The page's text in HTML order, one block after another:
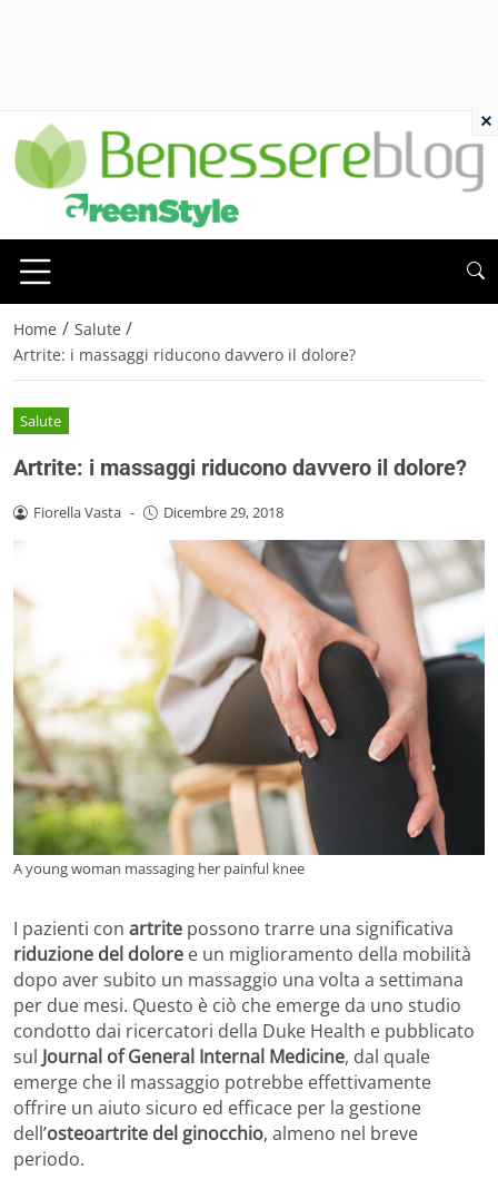
Home / Salute /
Artrite: i massaggi riducono davvero il dolore?
Salute
Artrite: i massaggi riducono davvero il dolore?
Fiorella Vasta - Dicembre 29, 2018
A young woman massaging her painful knee
I pazienti con artrite possono trarre una significativa
riduzione del dolore e un miglioramento della mobilità
dopo aver subito un massaggio una volta a settimana
per due mesi. Questo è ciò che emerge da uno studio
condotto dai ricercatori della Duke Health e pubblicato
sul Journal of General Internal Medicine, dal quale
emerge che il massaggio potrebbe effettivamente
offrire un aiuto sicuro ed efficace per la gestione
dell’osteoartrite del ginocchio, almeno nel breve
periodo.
×